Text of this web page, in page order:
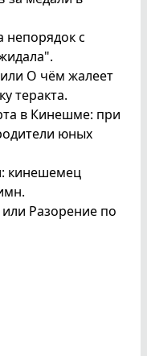
непорядок с
О чём жалеет
теракта.
в Кинешме: при
юных
кинешемец
Разорение по